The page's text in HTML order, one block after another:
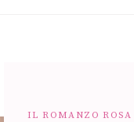
IL ROMANZO